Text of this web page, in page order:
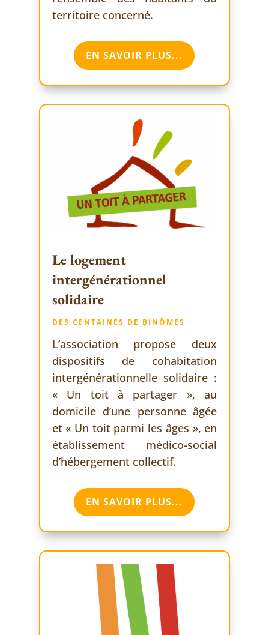
territoire concerné.
EN SAVOIR PLUS...
Le logement
intergénérationnel
solidaire
DES CENTAINES DE BINÔMES
L’association propose deux
dispositifs de cohabitation
intergénérationnelle solidaire :
« Un toit à partager », au
domicile d’une personne âgée
et « Un toit parmi les âges », en
établissement médico-social
d’hébergement collectif.
EN SAVOIR PLUS...